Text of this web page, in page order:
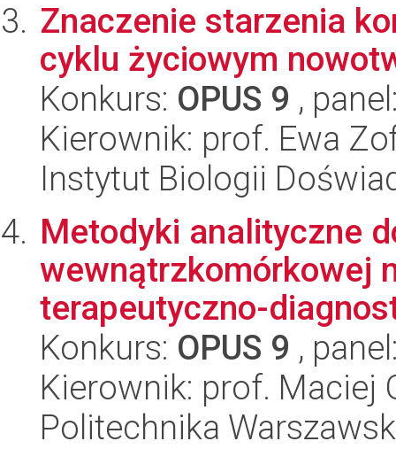
Znaczenie starzenia
cyklu życiowym
Konkurs: OPUS 9 ,
Kierownik: prof. Ewa
Instytut Biologii
Metodyki analityczne
wewnątrzkomórkowej
terapeutyczno-
Konkurs: OPUS 9 ,
Kierownik: prof. Maciej
Politechnika